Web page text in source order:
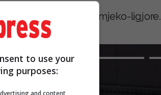
pas ekzaminimeve mjeko-ligjore.
to use your
purposes:
and content